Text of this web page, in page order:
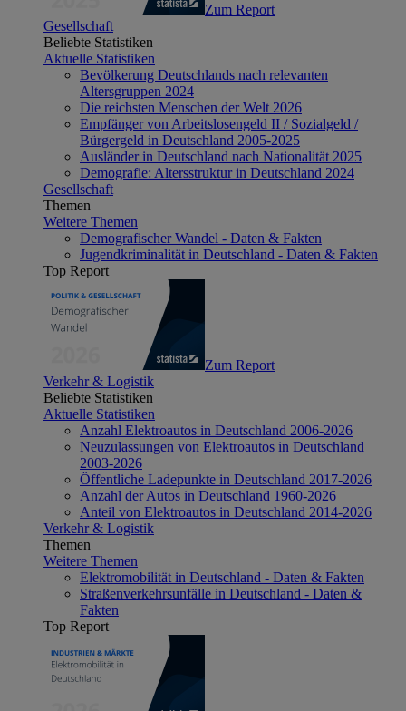
Zum Report
Gesellschaft
Beliebte Statistiken
Aktuelle Statistiken
Bevölkerung Deutschlands nach relevanten
Altersgruppen 2024
Die reichsten Menschen der Welt 2026
Empfänger von Arbeitslosengeld II / Sozialgeld /
Bürgergeld in Deutschland 2005-2025
Ausländer in Deutschland nach Nationalität 2025
Demografie: Altersstruktur in Deutschland 2024
Gesellschaft
Themen
Weitere Themen
Demografischer Wandel - Daten & Fakten
Jugendkriminalität in Deutschland - Daten & Fakten
Top Report
Zum Report
Verkehr & Logistik
Beliebte Statistiken
Aktuelle Statistiken
Anzahl Elektroautos in Deutschland 2006-2026
Neuzulassungen von Elektroautos in Deutschland
2003-2026
Öffentliche Ladepunkte in Deutschland 2017-2026
Anzahl der Autos in Deutschland 1960-2026
Anteil von Elektroautos in Deutschland 2014-2026
Verkehr & Logistik
Themen
Weitere Themen
Elektromobilität in Deutschland - Daten & Fakten
Straßenverkehrsunfälle in Deutschland - Daten &
Fakten
Top Report